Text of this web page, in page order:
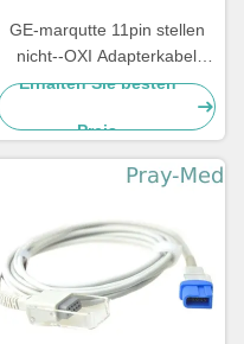
GE-marqutte 11pin stellen
nicht--OXI Adapterkabel
Moduls
spo2/Erweiterungskabel von
der Fabrik zur Verfügung
Erhalten Sie besten
Preis